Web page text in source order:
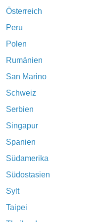
Österreich
Peru
Polen
Rumänien
San Marino
Schweiz
Serbien
Singapur
Spanien
Südamerika
Südostasien
Sylt
Taipei